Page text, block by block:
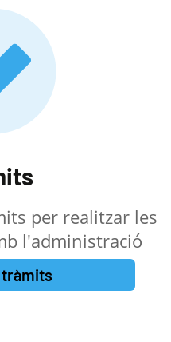
per realitzar les
l'administració
tràmits